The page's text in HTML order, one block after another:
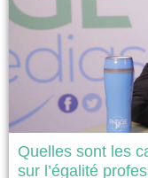
Quelles sont les
sur l’égalité